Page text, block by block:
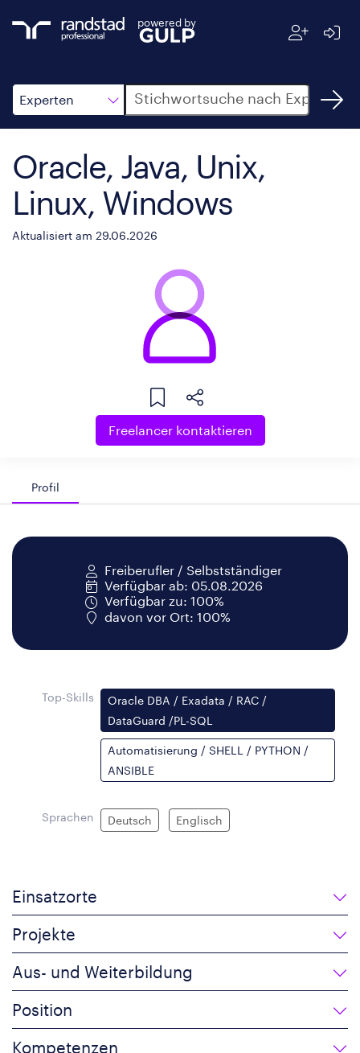
powered by
Experten
Suche
Oracle, Java, Unix,
Linux, Windows
Aktualisiert am 29.06.2026
Freelancer kontaktieren
Profil
Freiberufler / Selbstständiger
Verfügbar ab: 05.08.2026
Verfügbar zu: 100%
davon vor Ort: 100%
Top-Skills
Oracle DBA / Exadata / RAC /
DataGuard /PL-SQL
Automatisierung / SHELL / PYTHON /
ANSIBLE
Sprachen Deutsch Englisch
Einsatzorte
Projekte
Aus- und Weiterbildung
Position
Kompetenzen